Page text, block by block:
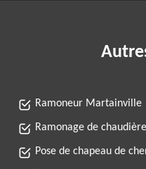
Ramoneur Martainville
Ramonage de
Pose de chapeau de